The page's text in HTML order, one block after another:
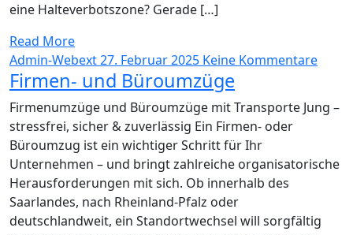
eine Halteverbotszone? Gerade […]
Read More
Admin-Webext27. Februar 2025 Keine Kommentare
Firmen- und Büroumzüge
Firmenumzüge und Büroumzüge mit Transporte Jung –
stressfrei, sicher & zuverlässig Ein Firmen- oder
Büroumzug ist ein wichtiger Schritt für Ihr
Unternehmen – und bringt zahlreiche organisatorische
Herausforderungen mit sich. Ob innerhalb des
Saarlandes, nach Rheinland-Pfalz oder
deutschlandweit, ein Standortwechsel will sorgfältig